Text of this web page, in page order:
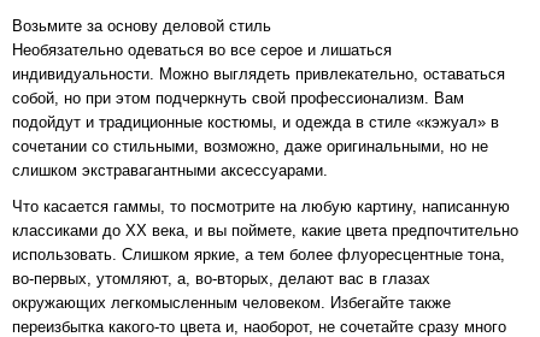
Возьмите за основу деловой стиль
Необязательно одеваться во все серое и лишаться
индивидуальности. Можно выглядеть привлекательно, оставаться
собой, но при этом подчеркнуть свой профессионализм. Вам
подойдут и традиционные костюмы, и одежда в стиле «кэжуал» в
сочетании со стильными, возможно, даже оригинальными, но не
слишком экстравагантными аксессуарами.
Что касается гаммы, то посмотрите на любую картину, написанную
классиками до XX века, и вы поймете, какие цвета предпочтительно
использовать. Слишком яркие, а тем более флуоресцентные тона,
во-первых, утомляют, а, во-вторых, делают вас в глазах
окружающих легкомысленным человеком. Избегайте также
переизбытка какого-то цвета и, наоборот, не сочетайте сразу много